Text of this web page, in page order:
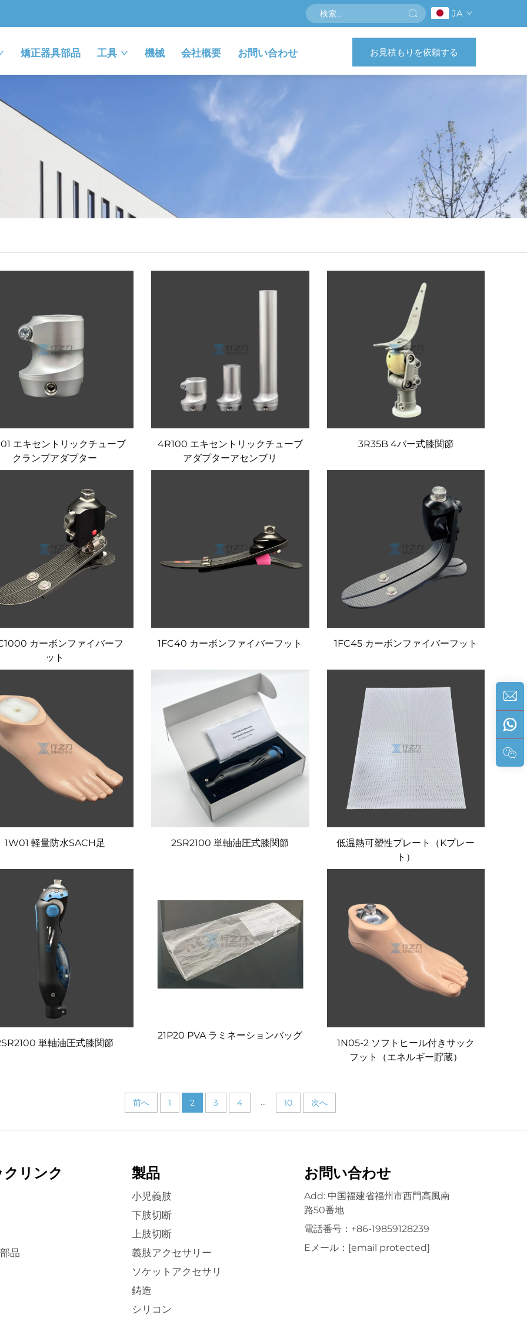
JA
矯正器具部品 工具 機械 会社概要 お問い合わせ お見積もりを依頼する
エキセントリックチューブ
クランプアダプター
4R100 エキセントリックチューブ
アダプターアセンブリ
3R35B 4バー式膝関節
カーボンファイバーフ
ット
1FC40 カーボンファイバーフット 1FC45 カーボンファイバーフット
1W01 軽量防水SACH足 2SR2100 単軸油圧式膝関節
低温熱可塑性プレート（Kプレー
ト）
単軸油圧式膝関節
21P20 PVA ラミネーションバッグ
1N05-2 ソフトヒール付きサック
フット（エネルギー貯蔵）
前へ 1 2 3 4 ... 10 次へ
リンク
品
製品
小児義肢
下肢切断
上肢切断
義肢アクセサリー
ソケットアクセサリ
鋳造
シリコン
お問い合わせ
Add: 中国福建省福州市西門高風南
路50番地
電話番号： +86-19859128239
Eメール： [email protected]